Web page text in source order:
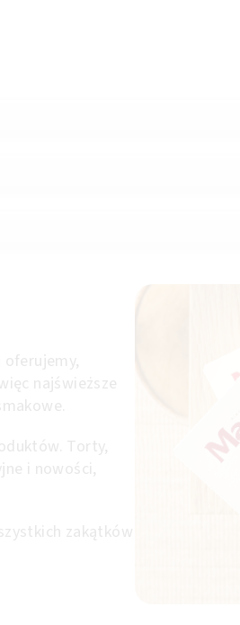
najświeższe
Torty,
i nowości,
zakątków